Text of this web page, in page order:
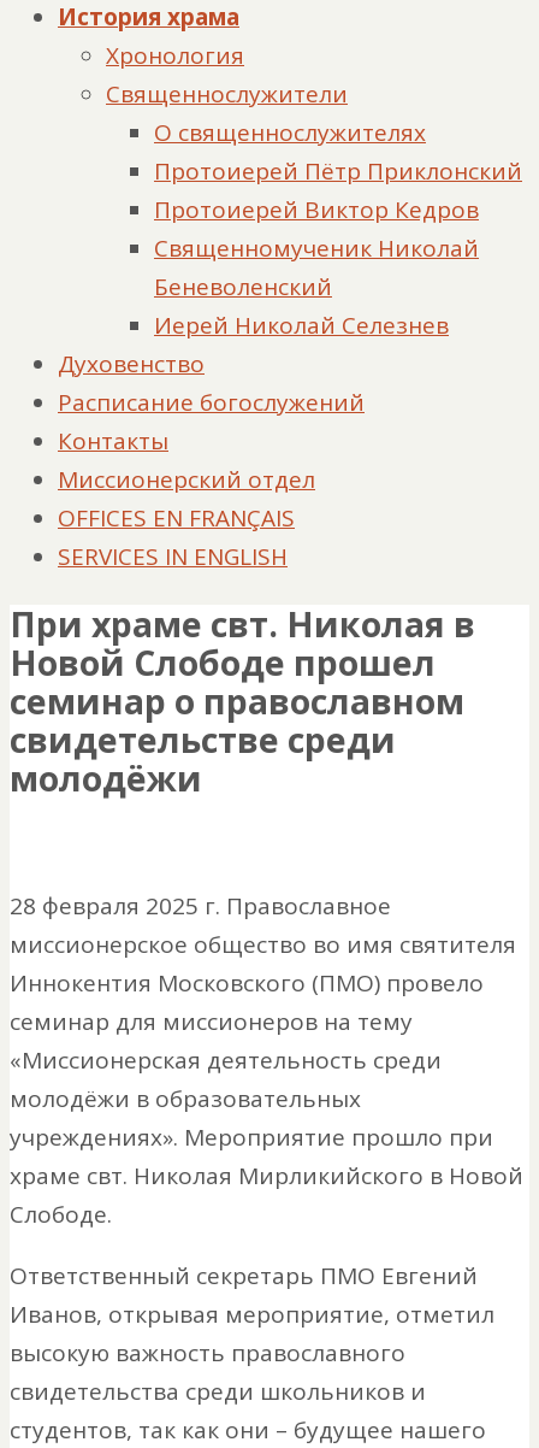
История храма
Хронология
Священнослужители
О священнослужителях
Протоиерей Пётр Приклонский
Протоиерей Виктор Кедров
Священномученик Николай
Беневоленский
Иерей Николай Селезнев
Духовенство
Расписание богослужений
Контакты
Миссионерский отдел
OFFICES EN FRANÇAIS
SERVICES IN ENGLISH
При храме свт. Николая в
Новой Слободе прошел
семинар о православном
свидетельстве среди
молодёжи
28 февраля 2025 г. Православное
миссионерское общество во имя святителя
Иннокентия Московского (ПМО) провело
семинар для миссионеров на тему
«Миссионерская деятельность среди
молодёжи в образовательных
учреждениях». Мероприятие прошло при
храме свт. Николая Мирликийского в Новой
Слободе.
Ответственный секретарь ПМО Евгений
Иванов, открывая мероприятие, отметил
высокую важность православного
свидетельства среди школьников и
студентов, так как они – будущее нашего